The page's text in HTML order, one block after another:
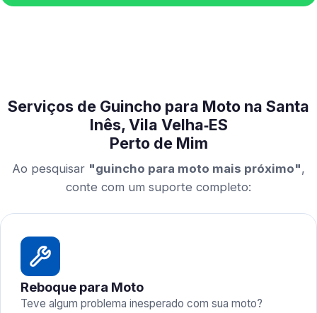
Serviços de Guincho para Moto na Santa
Inês, Vila Velha‑ES
Perto de Mim
Ao pesquisar "guincho para moto mais próximo",
conte com um suporte completo:
Reboque para Moto
Teve algum problema inesperado com sua moto?